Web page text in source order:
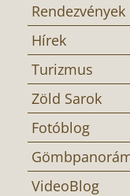
Rendezvények
Hírek
Turizmus
Zöld Sarok
Fotóblog
VideoBlog